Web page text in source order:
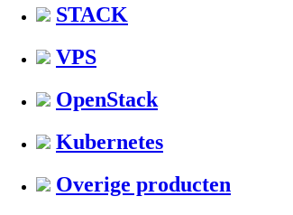
STACK
VPS
OpenStack
Kubernetes
Overige producten